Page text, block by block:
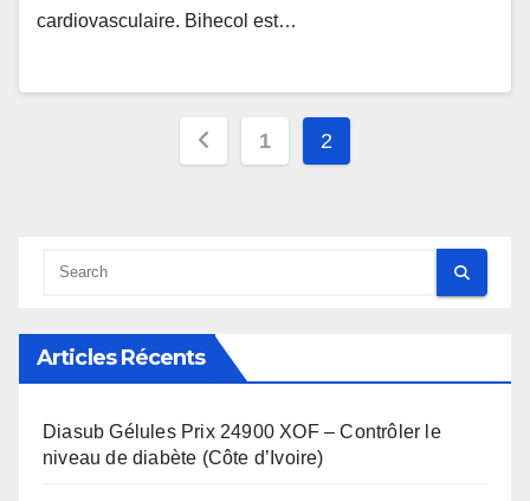
cardiovasculaire. Bihecol est…
Pagination
1 2
Articles Récents
Diasub Gélules Prix 24900 XOF – Contrôler le
niveau de diabète (Côte d’Ivoire)